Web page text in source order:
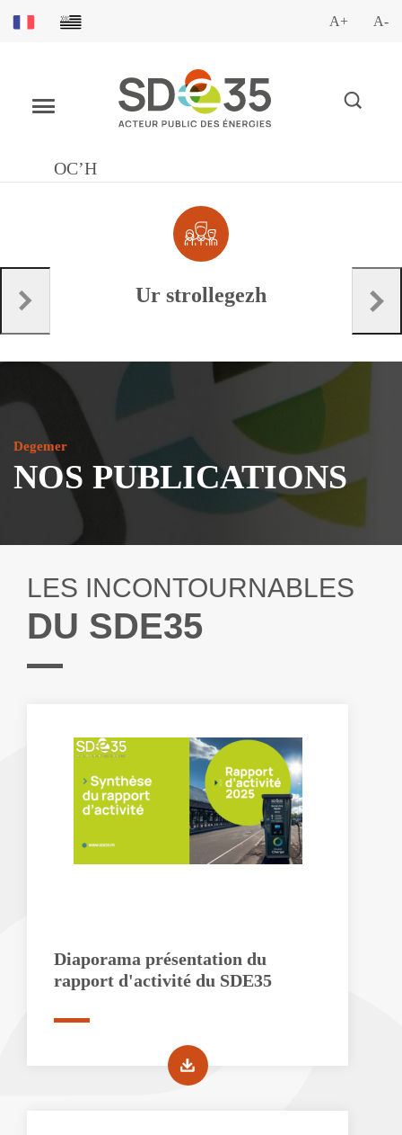
A+ A-
OC’H
Ur strollegezh
Degemer
NOS PUBLICATIONS
LES INCONTOURNABLES
DU SDE35
Diaporama présentation du
rapport d'activité du SDE35